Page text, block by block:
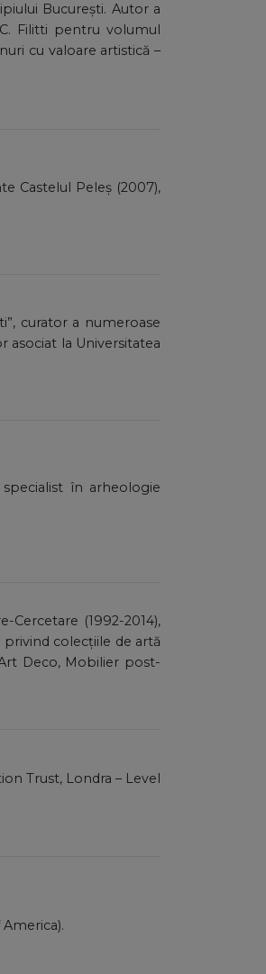
București. Autor a
Filitti pentru volumul
cu valoare artistică –
Castelul Peleș (2007),
curator a numeroase
la Universitatea
în arheologie
(1992-2014),
colecțiile de artă
Deco, Mobilier post-
Trust, Londra – Level